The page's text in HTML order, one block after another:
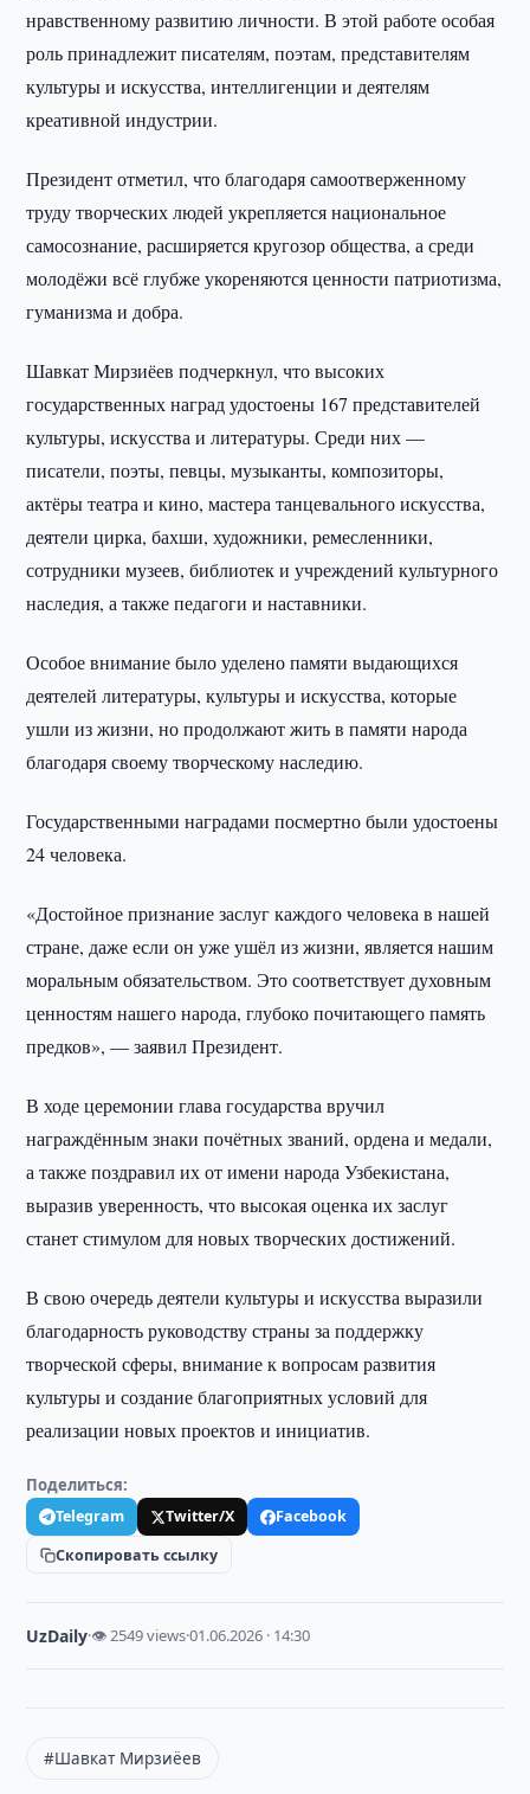
нравственному развитию личности. В этой работе особая
роль принадлежит писателям, поэтам, представителям
культуры и искусства, интеллигенции и деятелям
креативной индустрии.
Президент отметил, что благодаря самоотверженному
труду творческих людей укрепляется национальное
самосознание, расширяется кругозор общества, а среди
молодёжи всё глубже укореняются ценности патриотизма,
гуманизма и добра.
Шавкат Мирзиёев подчеркнул, что высоких
государственных наград удостоены 167 представителей
культуры, искусства и литературы. Среди них —
писатели, поэты, певцы, музыканты, композиторы,
актёры театра и кино, мастера танцевального искусства,
деятели цирка, бахши, художники, ремесленники,
сотрудники музеев, библиотек и учреждений культурного
наследия, а также педагоги и наставники.
Особое внимание было уделено памяти выдающихся
деятелей литературы, культуры и искусства, которые
ушли из жизни, но продолжают жить в памяти народа
благодаря своему творческому наследию.
Государственными наградами посмертно были удостоены
24 человека.
«Достойное признание заслуг каждого человека в нашей
стране, даже если он уже ушёл из жизни, является нашим
моральным обязательством. Это соответствует духовным
ценностям нашего народа, глубоко почитающего память
предков», — заявил Президент.
В ходе церемонии глава государства вручил
награждённым знаки почётных званий, ордена и медали,
а также поздравил их от имени народа Узбекистана,
выразив уверенность, что высокая оценка их заслуг
станет стимулом для новых творческих достижений.
В свою очередь деятели культуры и искусства выразили
благодарность руководству страны за поддержку
творческой сферы, внимание к вопросам развития
культуры и создание благоприятных условий для
реализации новых проектов и инициатив.
Поделиться:
Telegram Twitter/X
Facebook
Скопировать ссылку
UzDaily·👁 2549 views·01.06.2026 · 14:30
#Шавкат Мирзиёев